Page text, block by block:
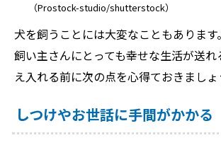
（Prostock-studio/shutterstock）
犬を飼うことには大変なこともあります
飼い主さんにとっても幸せな生活が送
え入れる前に次の点を心得ておきましょ
しつけやお世話に手間がかかる